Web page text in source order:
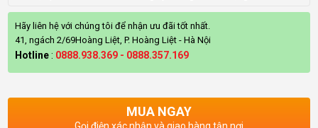
Hãy liên hệ với chúng tôi để nhận ưu đãi tốt nhất.
41, ngách 2/69Hoàng Liệt, P. Hoàng Liệt - Hà Nội
Hotline: 0888.938.369 - 0888.357.169
MUA NGAY